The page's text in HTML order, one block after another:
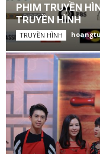
PHIM TRUYỀN
TRUYỀN HÌNH
TRUYỀN HÌNH